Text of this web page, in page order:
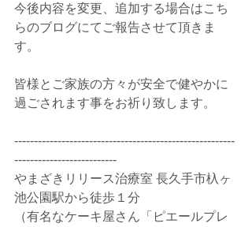
今後内容を変更、追加する場合はこち
らのブログにてご報告させて頂きま
す。
皆様とご家族の方々が安全で健やかに
過ごされます事をお祈り致します。
--------------------------------------------------------
--------------------------
やまざきリリース治療室 長久手市杁ヶ
池公園駅から徒歩１分
（有名なケーキ屋さん「ピエールプレ